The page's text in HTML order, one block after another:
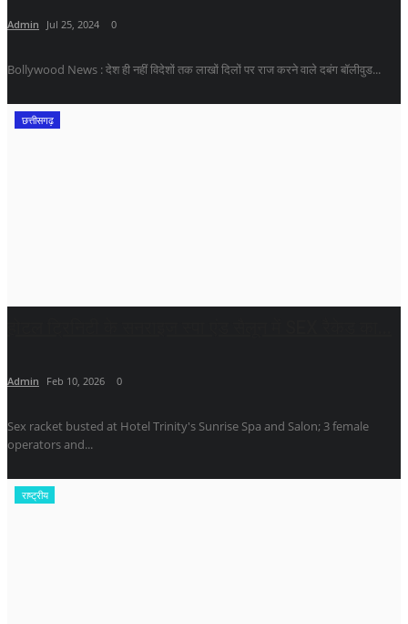
Admin Jul 25, 2024 0
Bollywood News : देश ही नहीं विदेशों तक लाखों दिलों पर राज करने वाले दबंग बॉलीवुड...
छत्तीसगढ़
Admin Feb 10, 2026 0
Sex racket busted at Hotel Trinity's Sunrise Spa and Salon; 3 female
operators and...
राष्ट्रीय